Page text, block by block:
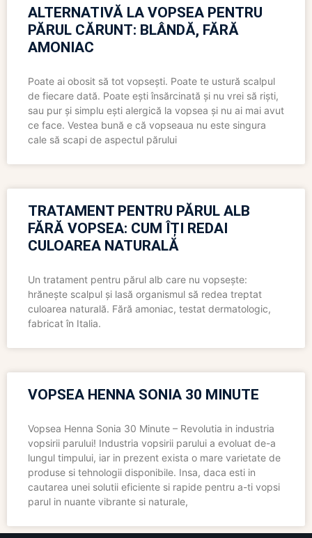
ALTERNATIVĂ LA VOPSEA PENTRU
PĂRUL CĂRUNT: BLÂNDĂ, FĂRĂ
AMONIAC
Poate ai obosit să tot vopsești. Poate te ustură scalpul
de fiecare dată. Poate ești însărcinată și nu vrei să riști,
sau pur și simplu ești alergică la vopsea și nu ai mai avut
ce face. Vestea bună e că vopseaua nu este singura
cale să scapi de aspectul părului
TRATAMENT PENTRU PĂRUL ALB
FĂRĂ VOPSEA: CUM ÎȚI REDAI
CULOAREA NATURALĂ
Un tratament pentru părul alb care nu vopsește:
hrănește scalpul și lasă organismul să redea treptat
culoarea naturală. Fără amoniac, testat dermatologic,
fabricat în Italia.
VOPSEA HENNA SONIA 30 MINUTE
Vopsea Henna Sonia 30 Minute – Revolutia in industria
vopsirii parului! Industria vopsirii parului a evoluat de-a
lungul timpului, iar in prezent exista o mare varietate de
produse si tehnologii disponibile. Insa, daca esti in
cautarea unei solutii eficiente si rapide pentru a-ti vopsi
parul in nuante vibrante si naturale,